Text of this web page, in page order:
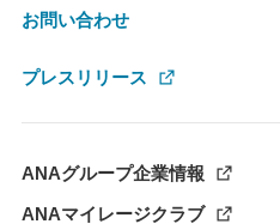
お問い合わせ
プレスリリース
ANAグループ企業情報
ANAマイレージクラブ